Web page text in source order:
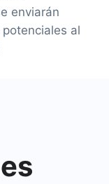
enviarán
al